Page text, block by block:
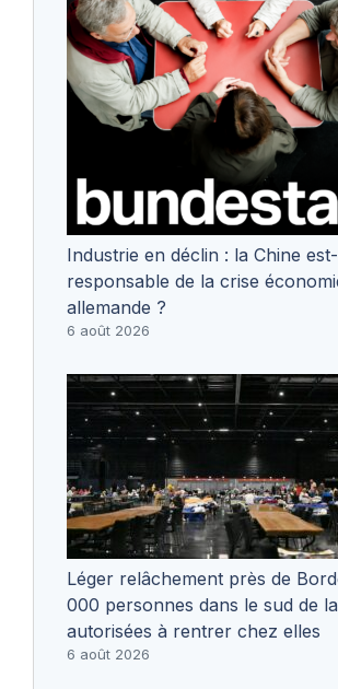
Industrie en déclin : la Chine
responsable de la crise
allemande ?
6 août 2026
Léger relâchement près de
000 personnes dans le sud de
autorisées à rentrer chez elles
6 août 2026